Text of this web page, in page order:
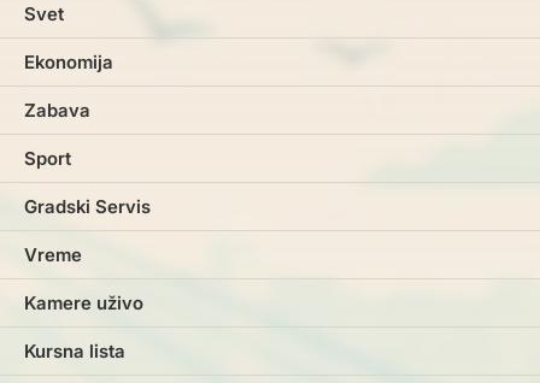
Svet
Ekonomija
Zabava
Sport
Gradski Servis
Vreme
Kamere uživo
Kursna lista